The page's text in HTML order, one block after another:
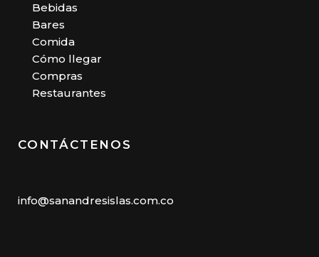
Bebidas
Bares
Comida
Cómo llegar
Compras
Restaurantes
CONTÁCTENOS
info@sanandresislas.com.co